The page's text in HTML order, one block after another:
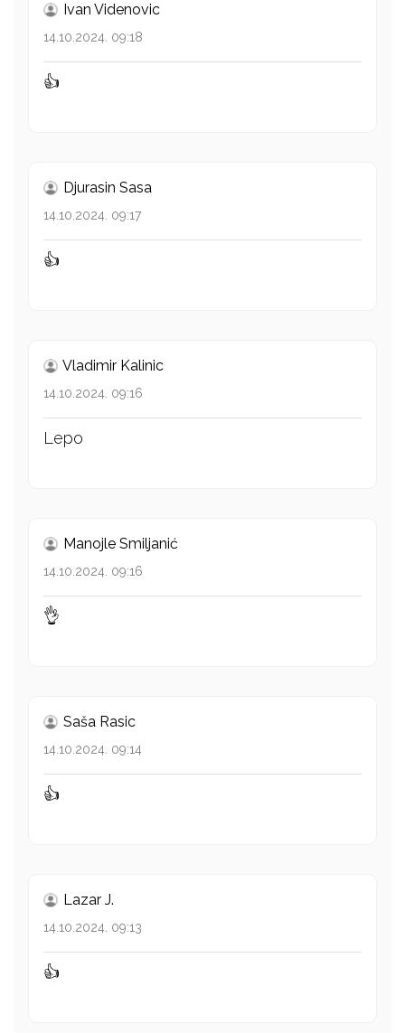
Ivan Videnovic
14.10.2024. 09:18
👍
Djurasin Sasa
14.10.2024. 09:17
👍
Vladimir Kalinic
14.10.2024. 09:16
Lepo
Manojle Smiljanić
14.10.2024. 09:16
👌
Saša Rasic
14.10.2024. 09:14
👍
Lazar J.
14.10.2024. 09:13
👍